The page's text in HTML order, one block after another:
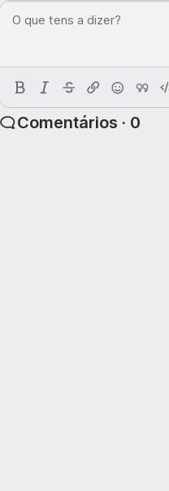
O que tens a dizer?
Comentários · 0